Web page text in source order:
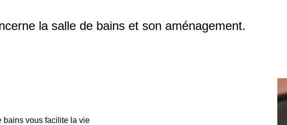
la salle de bains et son aménagement.
bains vous facilite la vie